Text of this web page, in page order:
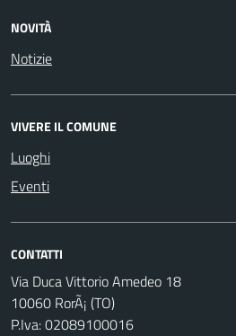
NOVITÀ
Notizie
VIVERE IL COMUNE
Luoghi
Eventi
CONTATTI
Via Duca Vittorio Amedeo 18
10060 RorÃ¡ (TO)
P.Iva: 02089100016